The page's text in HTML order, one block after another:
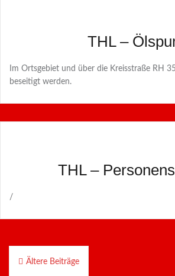
THL –
Im Ortsgebiet und über die Kreisstraße RH
beseitigt werden.
THL –
/
Beitragsnavigation
Ältere Beiträge